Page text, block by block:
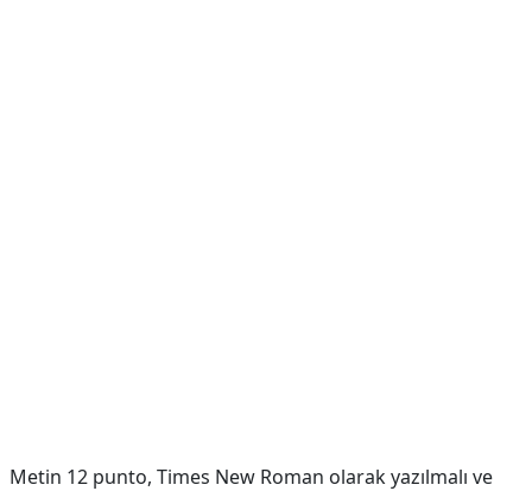
Metin 12 punto, Times New Roman olarak yazılmalı ve